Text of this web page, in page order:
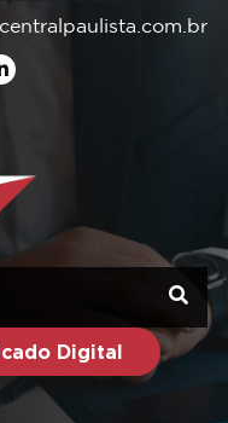
Digital